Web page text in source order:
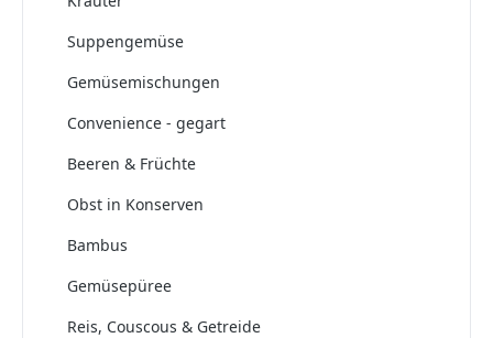
Suppengemüse
Gemüsemischungen
Convenience - gegart
Beeren & Früchte
Obst in Konserven
Bambus
Gemüsepüree
Reis, Couscous & Getreide